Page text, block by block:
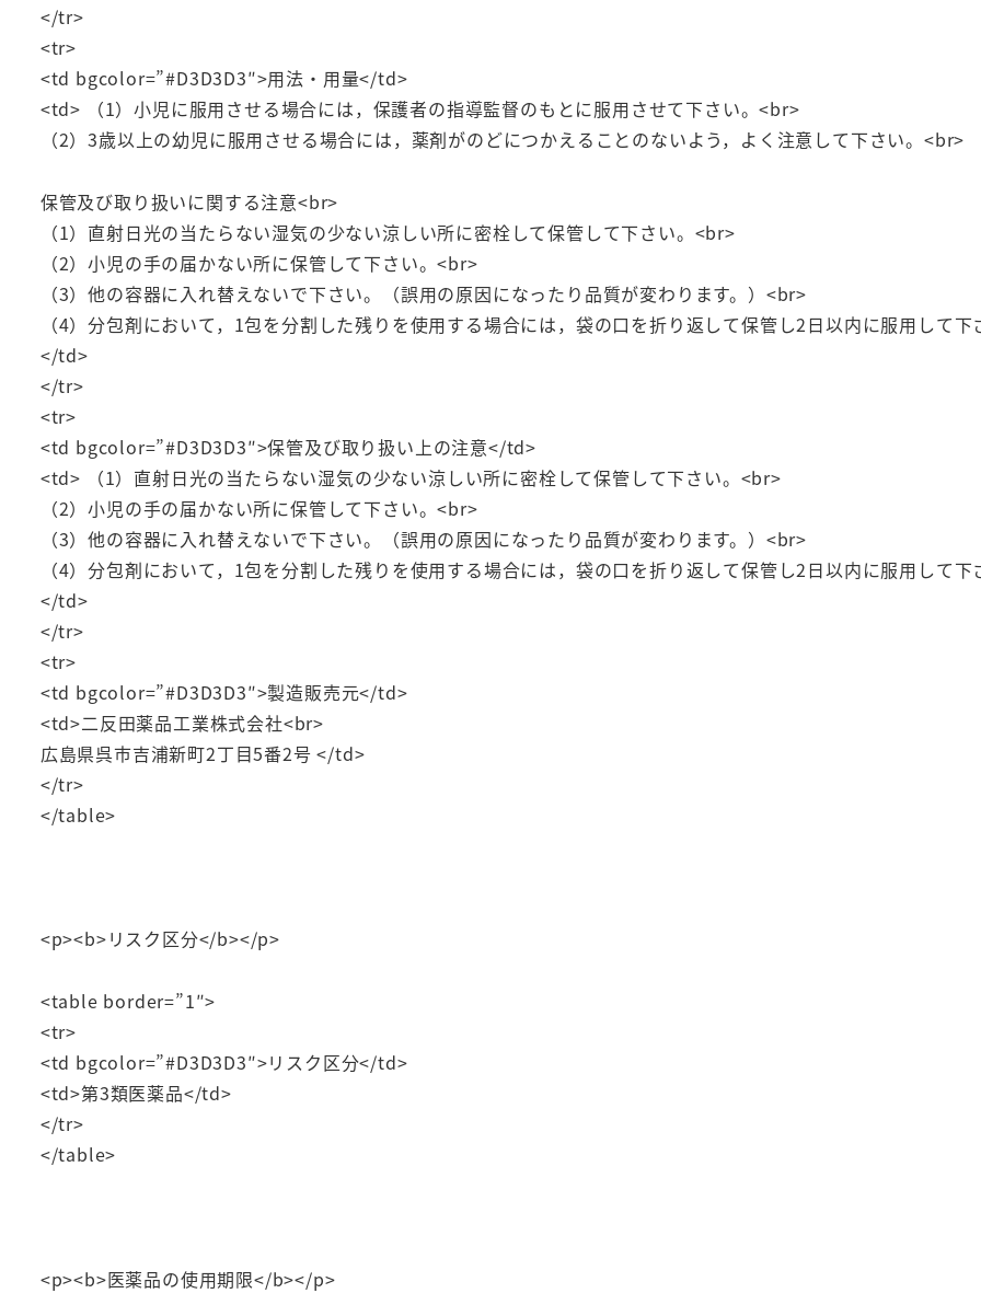
</tr>
<tr>
<td bgcolor=”#D3D3D3″>用法・用量</td>
<td> （1）小児に服用させる場合には，保護者の指導監督のもとに服用させて下さい。<br>
（2）3歳以上の幼児に服用させる場合には，薬剤がのどにつかえることのないよう，よく注意して下さい。<br>
保管及び取り扱いに関する注意<br>
（1）直射日光の当たらない湿気の少ない涼しい所に密栓して保管して下さい。<br>
（2）小児の手の届かない所に保管して下さい。<br>
（3）他の容器に入れ替えないで下さい。（誤用の原因になったり品質が変わります。）<br>
（4）分包剤において，1包を分割した残りを使用する場合には，袋の口を折り返して保管し2日以内に服用して下
</td>
</tr>
<tr>
<td bgcolor=”#D3D3D3″>保管及び取り扱い上の注意</td>
<td> （1）直射日光の当たらない湿気の少ない涼しい所に密栓して保管して下さい。<br>
（2）小児の手の届かない所に保管して下さい。<br>
（3）他の容器に入れ替えないで下さい。（誤用の原因になったり品質が変わります。）<br>
（4）分包剤において，1包を分割した残りを使用する場合には，袋の口を折り返して保管し2日以内に服用して下
</td>
</tr>
<tr>
<td bgcolor=”#D3D3D3″>製造販売元</td>
<td>二反田薬品工業株式会社<br>
広島県呉市吉浦新町2丁目5番2号 </td>
</tr>
</table>
<p><b>リスク区分</b></p>
<table border=”1″>
<tr>
<td bgcolor=”#D3D3D3″>リスク区分</td>
<td>第3類医薬品</td>
</tr>
</table>
<p><b>医薬品の使用期限</b></p>